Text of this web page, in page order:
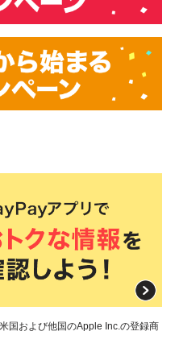
国および他国のApple Inc.の登録商